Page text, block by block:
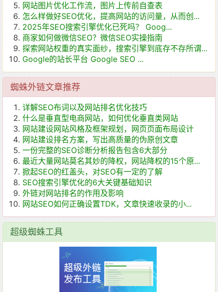
网站图片优化工作流，图片上传前自查表
怎么样做好SEO优化，提高网站的访问量，从而创...
2025年SEO搜索引擎优化已死吗？ Goog...
商家如何做微信SEO？微信SEO实操指南
探索网站权重的真实面纱，搜索引擎到底存不存所谓...
Google的站长平台 Google SEO ...
蜘蛛外链文章推荐
详解SEO布词以及网站排名优化技巧
什么是垂直型电商网站，如何优化垂直类网站
网站建设网站风格及框架规划，网页页面布局设计
网站建设排名方案，写出高质量的伪原创文章
一份完整的SEO诊断分析报告包含6大部分
最近大量网站莫名其妙的降权，网站降权的15个原...
掀起SEO的红盖头，对SEO有一定的了解
SEO搜索引擎优化的6大关键基础知识
外链对网站排名的作用及影响
网站SEO如何正确设置TDK，文章快速收录的小...
超级蜘蛛工具